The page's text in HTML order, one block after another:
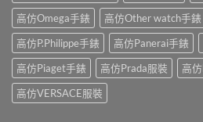
高仿Omega手錶
高仿Other watch手錶
高仿P.Philippe手錶
高仿Panerai手錶
高仿Piaget手錶
高仿Prada服裝
高
高仿VERSACE服裝